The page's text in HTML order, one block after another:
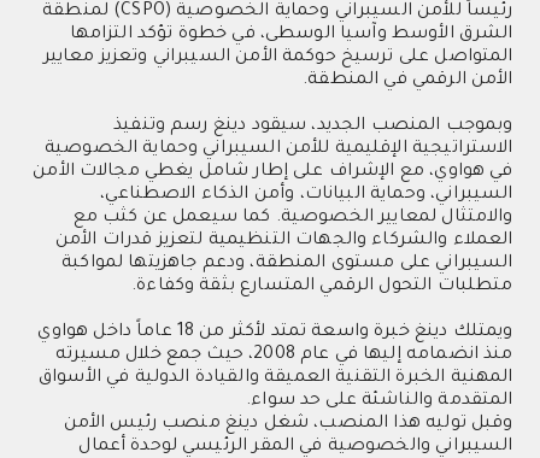
رئيساً للأمن السيبراني وحماية الخصوصية (CSPO) لمنطقة
الشرق الأوسط وآسيا الوسطى، في خطوة تؤكد التزامها
المتواصل على ترسيخ حوكمة الأمن السيبراني وتعزيز معايير
الأمن الرقمي في المنطقة.
وبموجب المنصب الجديد، سيقود دينغ رسم وتنفيذ
الاستراتيجية الإقليمية للأمن السيبراني وحماية الخصوصية
في هواوي، مع الإشراف علىإطار شامل يغطي مجالات الأمن
السيبراني، وحماية البيانات، وأمن الذكاء الاصطناعي،
والامتثال لمعايير الخصوصية. كما سيعمل عن كثب مع
العملاء والشركاء والجهات التنظيمية لتعزيز قدرات الأمن
السيبراني على مستوى المنطقة، ودعم جاهزيتها لمواكبة
متطلبات التحول الرقمي المتسارع بثقة وكفاءة.
ويمتلك دينغ خبرة واسعة تمتد لأكثر من 18 عاماً داخل هواوي
منذ انضمامه إليها في عام 2008،
حيث جمع خلال مسيرته
المهنية الخبرة التقنية العميقة والقيادة الدولية في الأسواق
المتقدمة والناشئة على حد سواء.
وقبل توليه هذا المنصب، شغل دينغ منصب رئيس الأمن
السيبراني والخصوصية في المقر الرئيسي لوحدة أعمال